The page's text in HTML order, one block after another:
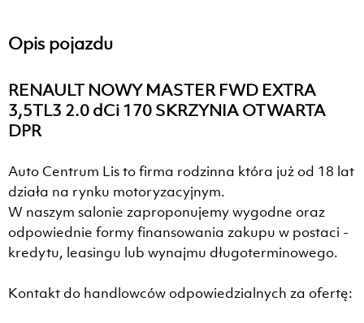
Opis pojazdu
RENAULT NOWY MASTER FWD EXTRA
3,5TL3 2.0 dCi 170 SKRZYNIA OTWARTA
DPR
Auto Centrum Lis to firma rodzinna która już od 18 lat
działa na rynku motoryzacyjnym.
W naszym salonie zaproponujemy wygodne oraz
odpowiednie formy finansowania zakupu w postaci -
kredytu, leasingu lub wynajmu długoterminowego.
Kontakt do handlowców odpowiedzialnych za ofertę: